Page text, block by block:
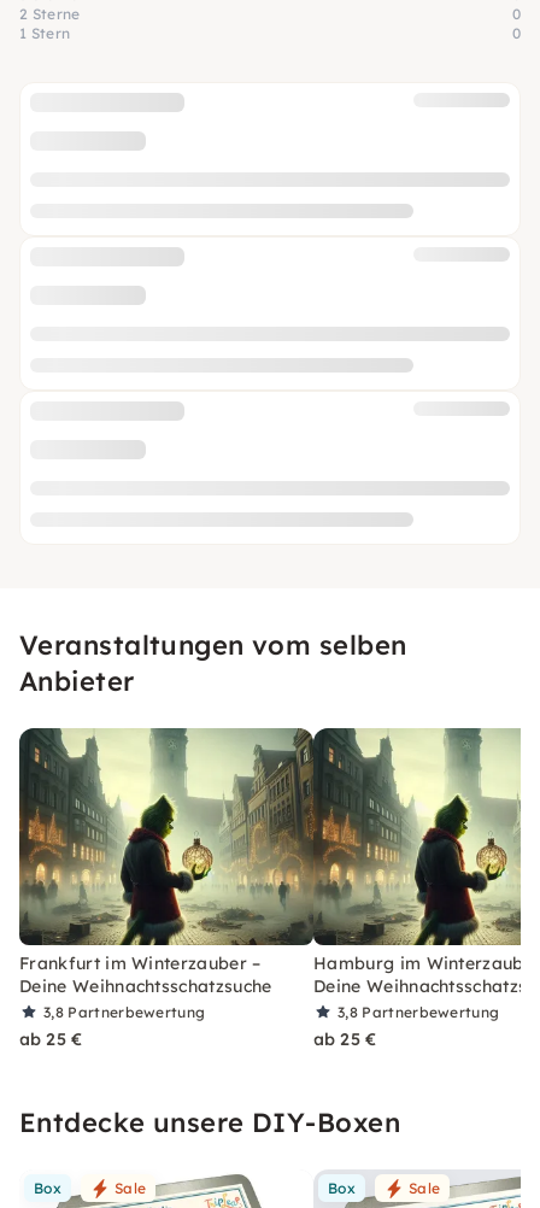
2 Sterne
0
1 Stern
0
Veranstaltungen vom selben
Anbieter
Frankfurt im Winterzauber –
Deine Weihnachtsschatzsuche
3,8 Partnerbewertung
ab 25 €
Hamburg im
Deine
3,8 Partnerbewertung
ab 25 €
Entdecke unsere DIY-Boxen
Box Sale Box Sale